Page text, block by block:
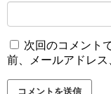
次回のコメント
前、メールアドレス